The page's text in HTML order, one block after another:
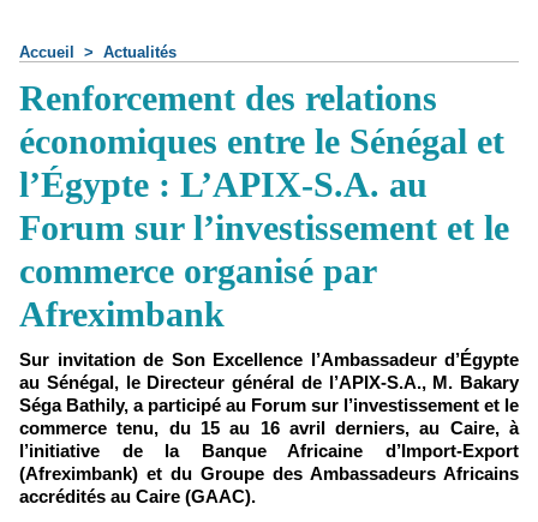
Accueil > Actualités
Renforcement des relations
économiques entre le Sénégal et
l’Égypte : L’APIX-S.A. au
Forum sur l’investissement et le
commerce organisé par
Afreximbank
Sur invitation de Son Excellence l’Ambassadeur d’Égypte
au Sénégal, le Directeur général de l’APIX-S.A., M. Bakary
Séga Bathily, a participé au Forum sur l’investissement et le
commerce tenu, du 15 au 16 avril derniers, au Caire, à
l’initiative de la Banque Africaine d’Import-Export
(Afreximbank) et du Groupe des Ambassadeurs Africains
accrédités au Caire (GAAC).